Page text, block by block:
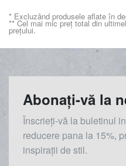
* Excluzând produsele aflate în
** Cel mai mic preț total din
prețului.
Abonați-vă la
Înscrieți-vă la buletinul
reducere pana la 15%,
inspirații de stil.